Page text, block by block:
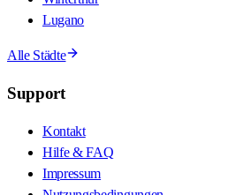
Lugano
Alle Städte
Support
Kontakt
Hilfe & FAQ
Impressum